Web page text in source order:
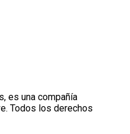
es una compañía
Todos los derechos